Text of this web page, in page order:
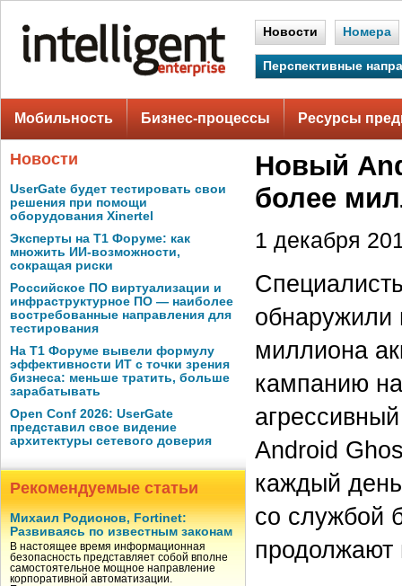
Новости Номера
Перспективные
Мобильность Бизнес-процессы Ресурсы
Новости
UserGate будет тестировать свои
решения при помощи
оборудования Xinertel
Эксперты на Т1 Форуме: как
множить ИИ-возможности,
сокращая риски
Российское ПО виртуализации и
инфраструктурное ПО — наиболее
востребованные направления для
тестирования
На Т1 Форуме вывели формулу
эффективности ИТ с точки зрения
бизнеса: меньше тратить, больше
зарабатывать
Open Conf 2026: UserGate
представил свое видение
архитектуры сетевого доверия
Рекомендуемые статьи
Михаил Родионов, Fortinet:
Развиваясь по известным законам
В настоящее время информационная
безопасность представляет собой вполне
самостоятельное мощное направление
корпоративной автоматизации.
Новый
более
1 декабря
обнаружили
миллиона
кампанию
Android
каждый
со службой
продолжают